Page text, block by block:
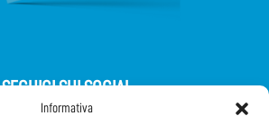
Informativa
SEGUICI SUI SOCIAL